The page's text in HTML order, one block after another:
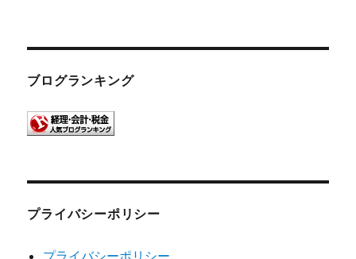
ブログランキング
プライバシーポリシー
プライバシーポリシー